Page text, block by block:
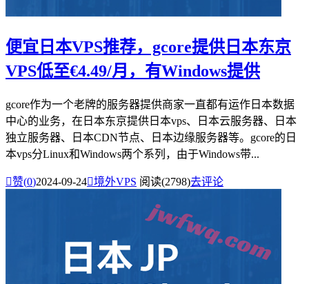
便宜日本VPS推荐，gcore提供日本东京
VPS低至€4.49/月，有Windows提供
gcore作为一个老牌的服务器提供商家一直都有运作日本数据
中心的业务，在日本东京提供日本vps、日本云服务器、日本
独立服务器、日本CDN节点、日本边缘服务器等。gcore的日
本vps分Linux和Windows两个系列，由于Windows带...
赞(0)2024-09-24境外VPS 阅读(2798)去评论